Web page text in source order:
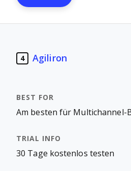
4 Agiliron
Am besten für Multichannel-
30 Tage kostenlos testen